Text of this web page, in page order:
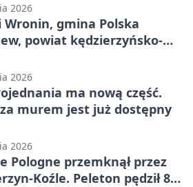
2026
Wronin, gmina Polska
powiat kędzierzyńsko-
2026
ma nową część.
murem jest już dostępny
2026
Pologne przemknął przez
Koźle. Peleton pędził 80